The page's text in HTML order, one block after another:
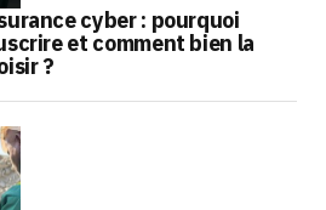
cyber : pourquoi
et comment bien la
?